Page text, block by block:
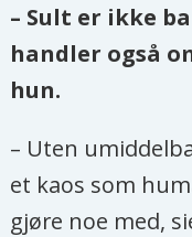
– Sult er ikke
handler også
hun.
– Uten
et kaos som
gjøre noe med,